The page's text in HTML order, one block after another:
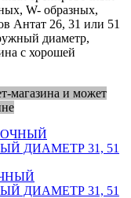
W- образных,
Антат 26, 31 или 51
диаметр,
с хорошей
магазина и может
ДИАМЕТР 31, 51